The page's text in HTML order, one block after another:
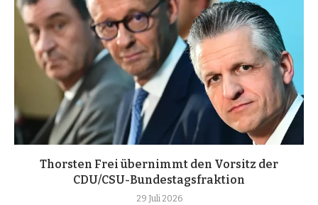
Thorsten Frei übernimmt den Vorsitz der
CDU/CSU-Bundestagsfraktion
29 Juli 2026